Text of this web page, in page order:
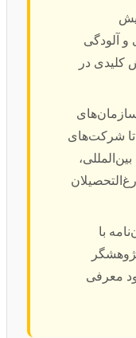
و آلودگی
کلیدی در
سازمان‌های
شرکت‌های
با
معرفی